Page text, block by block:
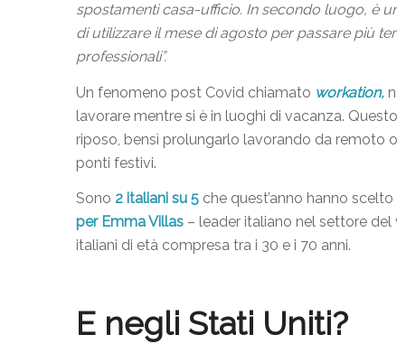
spostamenti casa-ufficio. In secondo luogo, è
di utilizzare il mese di agosto per passare più
professionali”.
Un fenomeno post Covid chiamato workation,
lavorare mentre si è in luoghi di vacanza.
riposo, bensì prolungarlo lavorando da remoto
ponti festivi.
Sono 2 italiani su 5 che quest’anno hanno
per Emma Villas– leader italiano nel settore
italiani di età compresa tra i 30 e i 70 anni.
E negli Stati Uniti?